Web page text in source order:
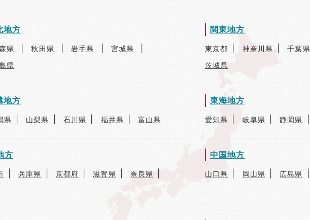
地方
県 秋田県 岩手県
宮城県
県
関東地方
東京都 神奈川県 千葉県
茨城県
地方
県 山梨県 石川県 福井県 富山県
東海地方
愛知県 岐阜県 静岡県
方
兵庫県 京都府 滋賀県
奈良県
中国地方
山口県 岡山県 広島県